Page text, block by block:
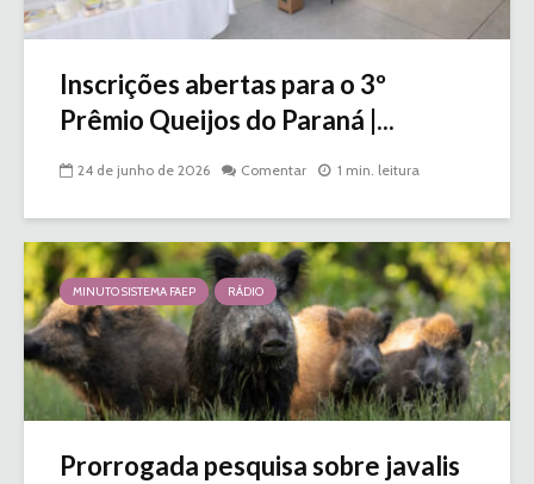
Inscrições abertas para o 3º
Prêmio Queijos do Paraná |...
24 de junho de 2026 Comentar 1 min. leitura
MINUTO SISTEMA FAEP RÁDIO
Prorrogada pesquisa sobre javalis